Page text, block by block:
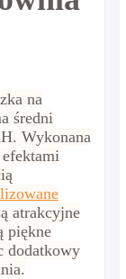
na
średni
Wykonana
atrakcyjne
piękne
dodatkowy